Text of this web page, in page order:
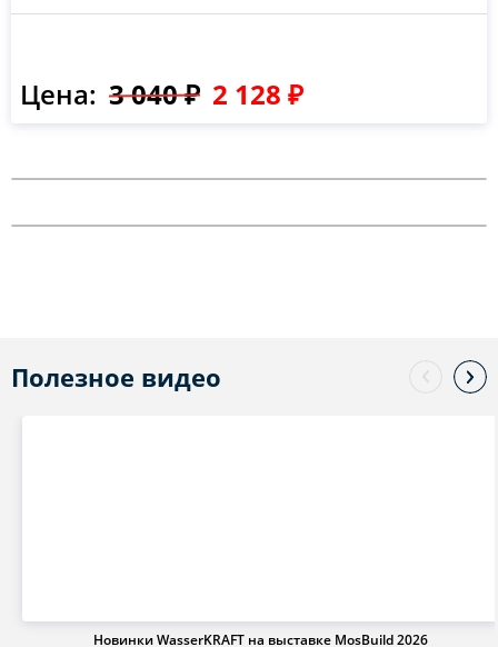
Цена: 3 040 ₽ 2 128 ₽
Полезное видео
Новинки WasserKRAFT на выставке MosBuild 2026